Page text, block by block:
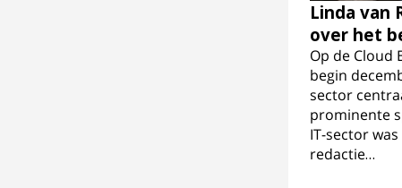
Linda van
over het
Op de Cloud
begin
sector
prominente
IT-sector
redactie…